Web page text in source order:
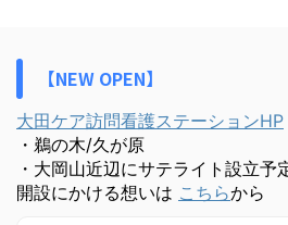
【NEW OPEN】
大田ケア訪問看護ステーションHP
・鵜の木/久が原
・大岡山近辺にサテライト設立予
開設にかける想いは こちらから